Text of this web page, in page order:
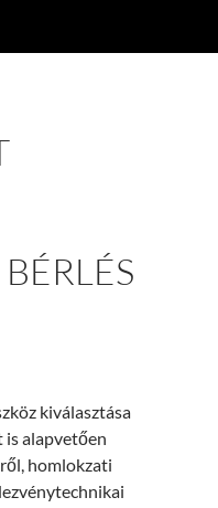
kiválasztása
is alapvetően
homlokzati